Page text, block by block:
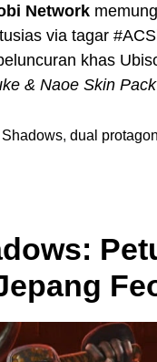
Network
via tagar
khas
& Naoe Skin Pack
Shadows, dual